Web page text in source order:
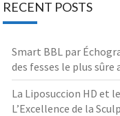
RECENT POSTS
Smart BBL par
des fesses le plus sûre
La Liposuccion HD et
L’Excellence de la